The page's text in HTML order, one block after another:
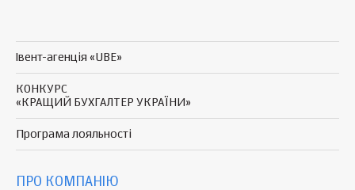
Івент-агенція «UBE»
КОНКУРС
«КРАЩИЙ БУХГАЛТЕР УКРАЇНИ»
Програма лояльності
ПРО КОМПАНІЮ